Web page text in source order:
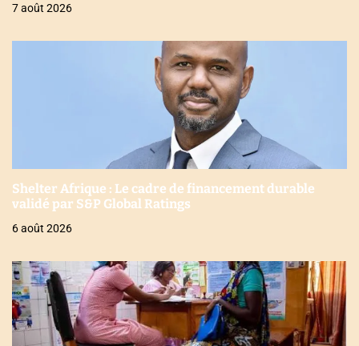
7 août 2026
Shelter Afrique : Le cadre de financement durable
validé par S&P Global Ratings
6 août 2026